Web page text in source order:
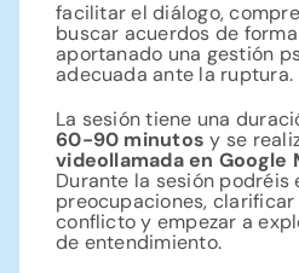
facilitar el diálogo,
buscar acuerdos de
aportanado una gestión
adecuada ante la ruptura.
La sesión tiene una
60-90 minutos y se
videollamada en Google
Durante la sesión podréis
preocupaciones,
conflicto y empezar a
de entendimiento.